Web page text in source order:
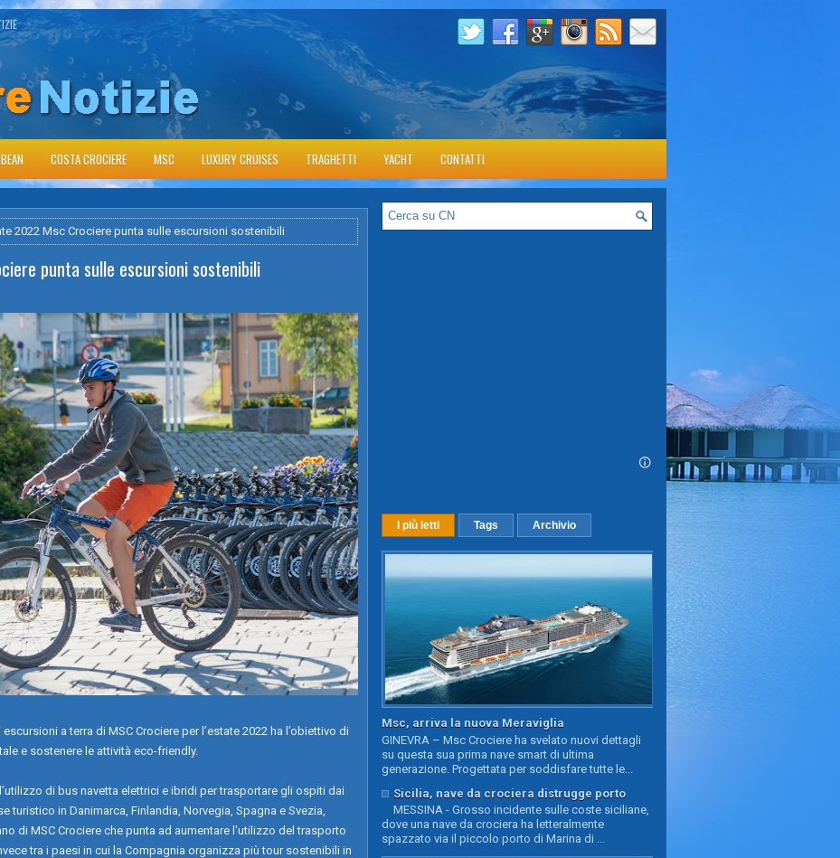
COSTA CROCIERE MSC LUXURY CRUISES TRAGHETTI YACHT CONTATTI
2022 Msc Crociere punta sulle escursioni sostenibili
punta sulle escursioni sostenibili
a terra di MSC Crociere per l’estate 2022 ha l’obiettivo di
e sostenere le attività eco-friendly.
di bus navetta elettrici e ibridi per trasportare gli ospiti dai
turistico in Danimarca, Finlandia, Norvegia, Spagna e Svezia,
di MSC Crociere che punta ad aumentare l'utilizzo del trasporto
tra i paesi in cui la Compagnia organizza più tour sostenibili in
I più letti Tags Archivio
Msc, arriva la nuova Meraviglia
GINEVRA – Msc Crociere ha svelato nuovi dettagli
su questa sua prima nave smart di ultima
generazione. Progettata per soddisfare tutte le...
Sicilia, nave da crociera distrugge porto
MESSINA - Grosso incidente sulle coste siciliane,
dove una nave da crociera ha letteralmente
spazzato via il piccolo porto di Marina di ...